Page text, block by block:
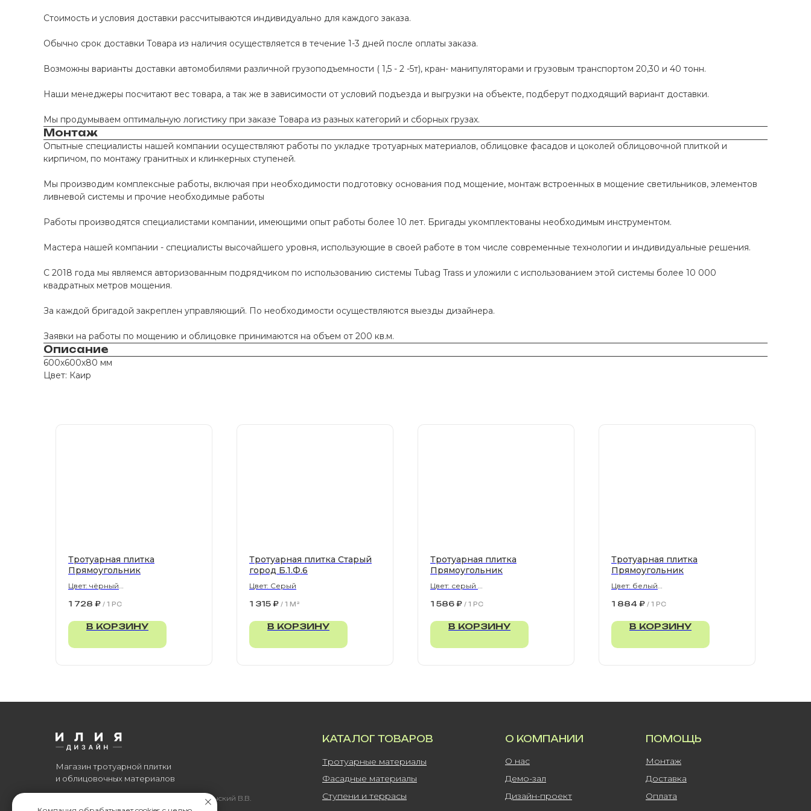
Стоимость и условия доставки рассчитываются индивидуально для каждого заказа.
Обычно срок доставки Товара из наличия осуществляется в течение 1-3 дней после оплаты заказа.
Возможны варианты доставки автомобилями различной грузоподъемности ( 1,5 - 2 -5т), кран- манипуляторами и грузовым транспортом 20,30 и 40 тонн.
Наши менеджеры посчитают вес товара, а так же в зависимости от условий подъезда и выгрузки на объекте, подберут подходящий вариант доставки.
Мы продумываем оптимальную логистику при заказе Товара из разных категорий и сборных грузах.
Монтаж
Опытные специалисты нашей компании осуществляют работы по укладке тротуарных материалов, облицовке фасадов и цоколей облицовочной плиткой и
кирпичом, по монтажу гранитных и клинкерных ступеней.
Мы производим комплексные работы, включая при необходимости подготовку основания под мощение, монтаж встроенных в мощение светильников, элементов
ливневой системы и прочие необходимые работы
Работы производятся специалистами компании, имеющими опыт работы более 10 лет. Бригады укомплектованы необходимым инструментом.
Мастера нашей компании - специалисты высочайшего уровня, использующие в своей работе в том числе современные технологии и индивидуальные решения.
С 2018 года мы являемся авторизованным подрядчиком по использованию системы Tubag Trass и уложили с использованием этой системы более 10 000
квадратных метров мощения.
За каждой бригадой закреплен управляющий. По необходимости осуществляются выезды дизайнера.
Заявки на работы по мощению и облицовке принимаются на объем от 200 кв.м.
Описание
600х600х80 мм
Цвет: Каир
Тротуарная плитка
Прямоугольник
Цвет: чёрный
1 728 ₽ / 1 PC
В КОРЗИНУ
Тротуарная плитка Старый
город Б.1.Ф.6
Цвет: Серый
1 315 ₽ / 1 M²
В КОРЗИНУ
Тротуарная плитка
Прямоугольник
Цвет: серый
1 586 ₽ / 1 PC
В КОРЗИНУ
Тротуарная плитка
Прямоугольник
Цвет: белый
1 884 ₽ / 1 PC
В КОРЗИНУ
Все права защищены. © 2006-2026. ИП Ильинский В.В.
Магазин тротуарной плитки
и облицовочных материалов
КАТАЛОГ ТОВАРОВ
Тротуарные материалы
ПОМОЩЬ
О КОМПАНИИ
Оплата
Доставка
Монтаж
О нас
Дизайн-проект
Ступени и террасы
Фасадные материалы Демо-зал